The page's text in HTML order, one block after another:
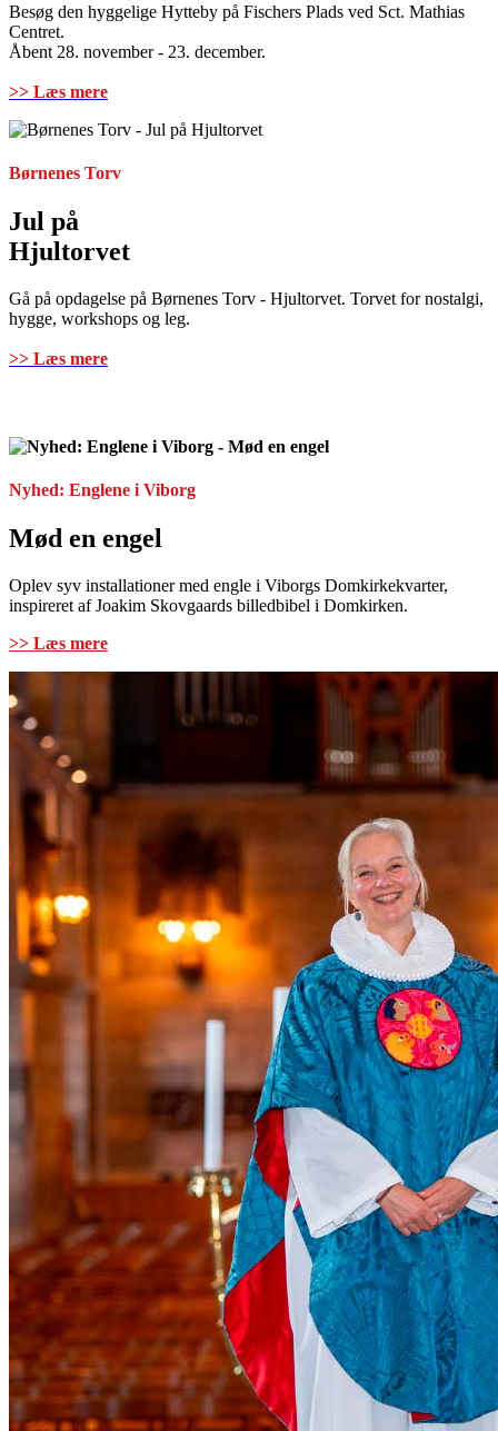
Besøg den hyggelige Hytteby på Fischers Plads ved Sct. Mathias
Centret.
Åbent 28. november - 23. december.
>> Læs mere
Børnenes Torv
Jul på
Hjultorvet
Gå på opdagelse på Børnenes Torv - Hjultorvet. Torvet for nostalgi,
hygge, workshops og leg.
>> Læs mere
Nyhed: Englene i Viborg
Mød en engel
Oplev syv installationer med engle i Viborgs Domkirkekvarter,
inspireret af Joakim Skovgaards billedbibel i Domkirken.
>> Læs mere